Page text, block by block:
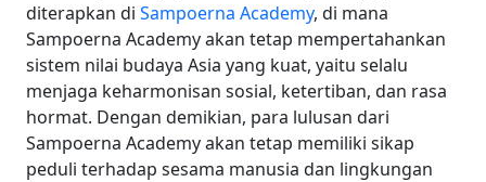
diterapkan di Sampoerna Academy, di mana
Sampoerna Academy akan tetap mempertahankan
sistem nilai budaya Asia yang kuat, yaitu selalu
menjaga keharmonisan sosial, ketertiban, dan rasa
hormat. Dengan demikian, para lulusan dari
Sampoerna Academy akan tetap memiliki sikap
peduli terhadap sesama manusia dan lingkungan